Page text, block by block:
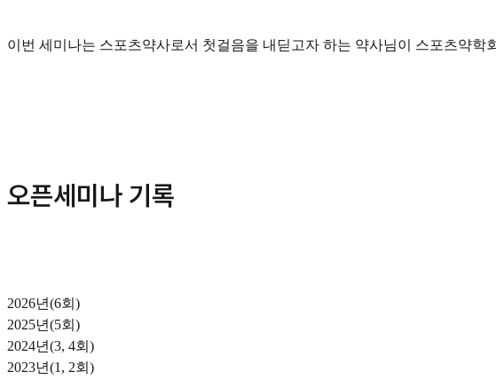
이번 세미나는 스포츠약사로서 첫걸음을 내딛고자 하는 약사님이 스포츠약
오픈세미나 기록
2026년(6회)
2025년(5회)
2024년(3, 4회)
2023년(1, 2회)